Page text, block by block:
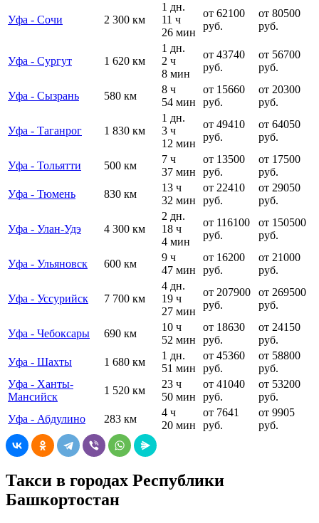
Уфа - Сочи 2 300 км
1 дн.
11 ч
26 мин
от 62100
руб.
от 80500
руб.
Уфа - Сургут 1 620 км
1 дн.
2 ч
8 мин
от 43740
руб.
от 56700
руб.
Уфа - Сызрань 580 км
8 ч
54 мин
от 15660
руб.
от 20300
руб.
Уфа - Таганрог 1 830 км
1 дн.
3 ч
12 мин
от 49410
руб.
от 64050
руб.
Уфа - Тольятти 500 км
7 ч
37 мин
от 13500
руб.
от 17500
руб.
Уфа - Тюмень
830 км
13 ч
32 мин
от 22410
руб.
от 29050
руб.
Уфа - Улан-Удэ 4 300 км
2 дн.
18 ч
4 мин
от 116100
руб.
от 150500
руб.
Уфа - Ульяновск 600 км
9 ч
47 мин
от 16200
руб.
от 21000
руб.
Уфа - Уссурийск 7 700 км
4 дн.
19 ч
27 мин
от 207900
руб.
от 269500
руб.
Уфа - Чебоксары 690 км
10 ч
52 мин
от 18630
руб.
от 24150
руб.
Уфа - Шахты
1 680 км
1 дн.
51 мин
от 45360
руб.
от 58800
руб.
Уфа - Ханты-
Мансийск
1 520 км
23 ч
50 мин
от 41040
руб.
от 53200
руб.
Уфа - Абдулино
283 км
4 ч
20 мин
от 7641
руб.
от 9905
руб.
Такси в городах Республики
Башкортостан